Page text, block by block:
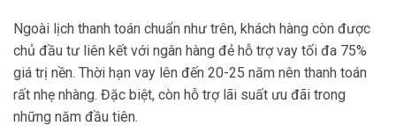
Ngoài lịch thanh toán chuẩn như trên, khách hàng còn được
chủ đầu tư liên kết với ngân hàng đẻ hỗ trợ vay tối đa 75%
giá trị nền. Thời hạn vay lên đến 20-25 năm nên thanh toán
rất nhẹ nhàng. Đặc biệt, còn hỗ trợ lãi suất ưu đãi trong
những năm đầu tiên.